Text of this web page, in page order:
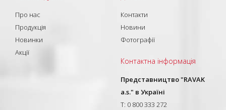
Про нас
Продукція
Новинки
Акції
Контакти
Новини
Фотографії
Контактна інформація
Представництво "RAVAK
a.s." в Україні
T: 0 800 333 272